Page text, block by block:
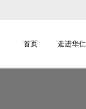
首页
走进华仁